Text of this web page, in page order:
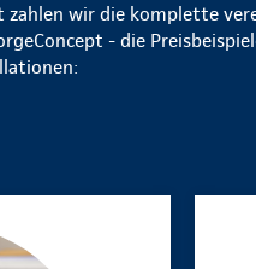
zahlen wir die komplette
- die